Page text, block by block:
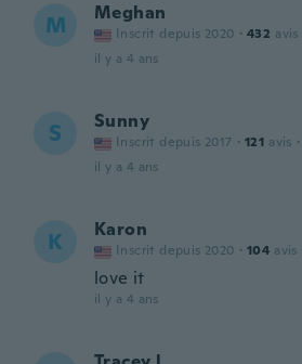
M Meghan
Inscrit depuis 2020 · 432 avis
il y a 4 ans
S Sunny
Inscrit depuis 2017 · 121 avis ·
il y a 4 ans
K Karon
Inscrit depuis 2020 · 104 avis
love it
il y a 4 ans